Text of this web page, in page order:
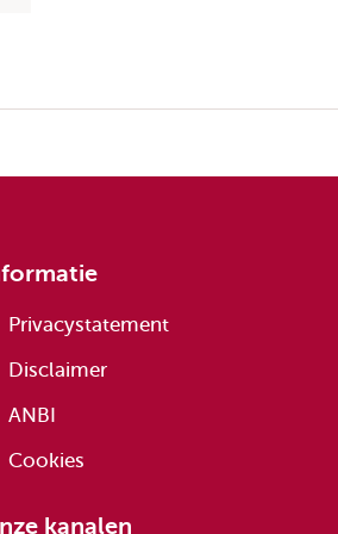
Privacystatement
Disclaimer
ANBI
Cookies
kanalen